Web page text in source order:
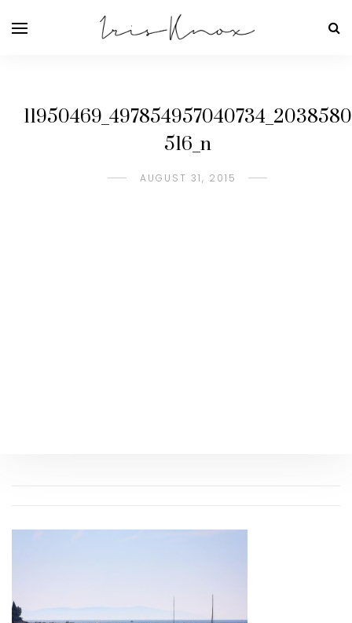
11950469_497854957040734_2038580
516_n
AUGUST 31, 2015